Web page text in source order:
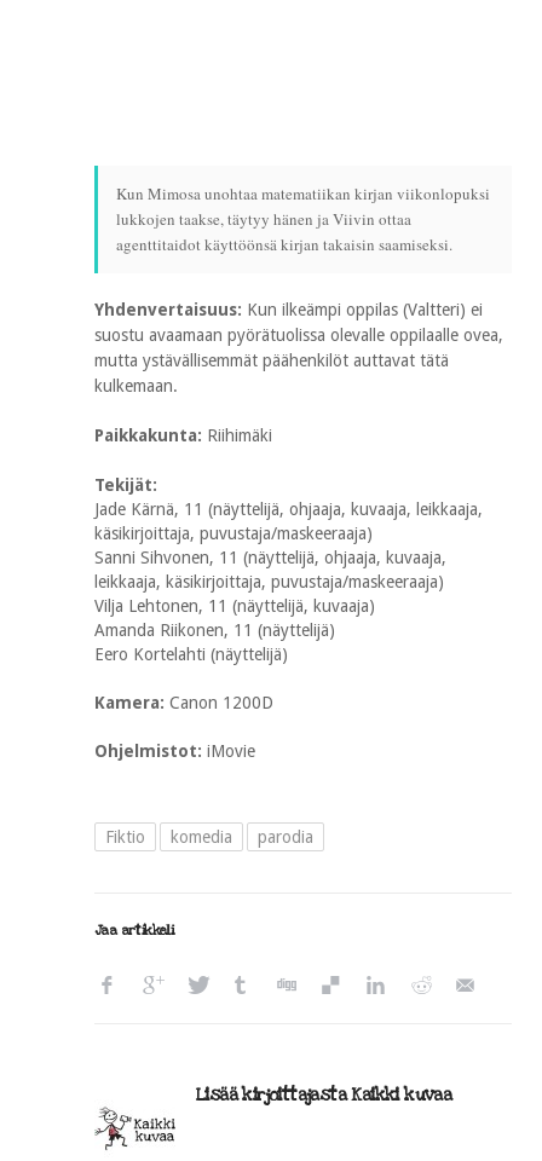
Kun Mimosa unohtaa matematiikan kirjan viikonlopuksi
lukkojen taakse, täytyy hänen ja Viivin ottaa
agenttitaidot käyttöönsä kirjan takaisin saamiseksi.
Yhdenvertaisuus: Kun ilkeämpi oppilas (Valtteri) ei
suostu avaamaan pyörätuolissa olevalle oppilaalle ovea,
mutta ystävällisemmät päähenkilöt auttavat tätä
kulkemaan.
Paikkakunta: Riihimäki
Tekijät:
Jade Kärnä, 11 (näyttelijä, ohjaaja, kuvaaja, leikkaaja,
käsikirjoittaja, puvustaja/maskeeraaja)
Sanni Sihvonen, 11 (näyttelijä, ohjaaja, kuvaaja,
leikkaaja, käsikirjoittaja, puvustaja/maskeeraaja)
Vilja Lehtonen, 11 (näyttelijä, kuvaaja)
Amanda Riikonen, 11 (näyttelijä)
Eero Kortelahti (näyttelijä)
Kamera: Canon 1200D
Ohjelmistot: iMovie
Fiktio komedia parodia
Jaa artikkeli
Lisää kirjoittajasta Kaikki kuvaa